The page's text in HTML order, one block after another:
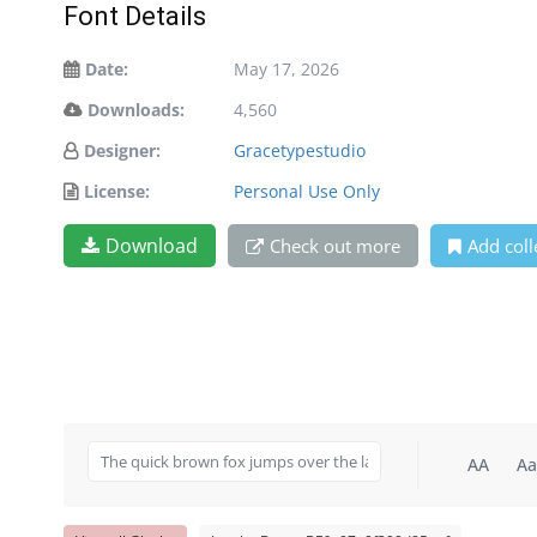
Font Details
Date:
May 17, 2026
Downloads:
4,560
Designer:
Gracetypestudio
License:
Personal Use Only
Download Check out more Add
AA Aa